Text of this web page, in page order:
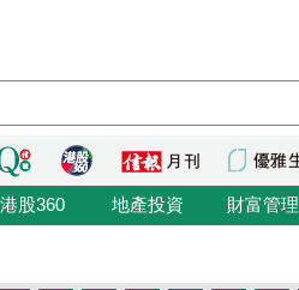
港股360 地產投資 財富管理